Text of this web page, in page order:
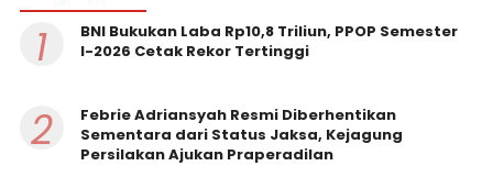
1
BNI Bukukan Laba Rp10,8 Triliun, PPOP Semester
I-2026 Cetak Rekor Tertinggi
2
Febrie Adriansyah Resmi Diberhentikan
Sementara dari Status Jaksa, Kejagung
Persilakan Ajukan Praperadilan